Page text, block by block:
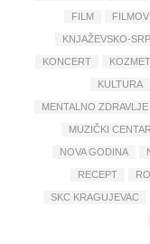
FILM FILMOVI
KNJAŽEVSKO-
KONCERT
KULTURA
MENTALNO ZDRAVLJE
MUZIČKI
NOVA GODINA
RECEPT
SKC KRAGUJEVAC